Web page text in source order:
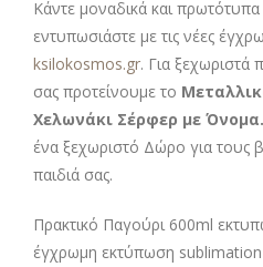
Κάντε μοναδικά και
εντυπωσιάστε με τις νέες
ksilokosmos.gr. Για
σας προτείνουμε το
Χελωνάκι Σέρφερ με Όνομα.
ένα ξεχωριστό Δώρο για τους
παιδιά σας.
Πρακτικό Παγούρι 600ml
έγχρωμη εκτύπωση sublimation